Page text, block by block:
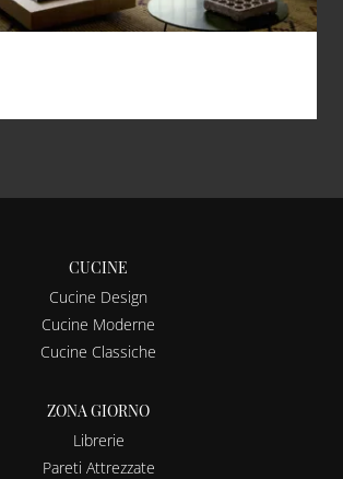
CUCINE
Cucine Design
Cucine Moderne
Cucine Classiche
ZONA GIORNO
Librerie
Pareti Attrezzate